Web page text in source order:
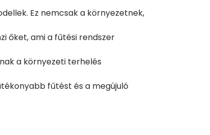
Ez nemcsak a környezetnek,
őket, ami a fűtési rendszer
a környezeti terhelés
fűtést és a megújuló